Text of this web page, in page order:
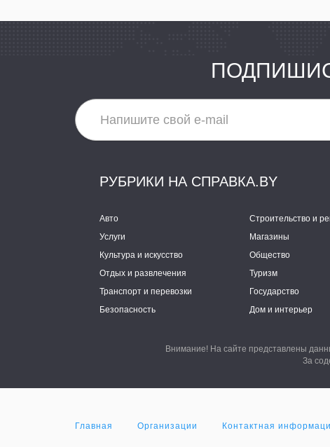
РУБРИКИ НА СПРАВКА.BY
Авто Строительство и
Услуги
Магазины
Культура и искусство
Общество
Отдых и развлечения
Туризм
Транспорт и перевозки
Государство
Безопасность
Дом и интерьер
Внимание! На сайте представлены
За
Главная Организации Контактная